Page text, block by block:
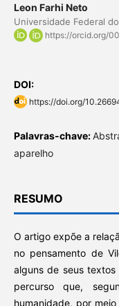
Leon Farhi Neto
Universidade Federal
https://orcid.org/
DOI:
https://doi.org/
Palavras-chave:
aparelho
RESUMO
O artigo expõe a
no pensamento de
alguns de seus
percurso que,
humanidade, por